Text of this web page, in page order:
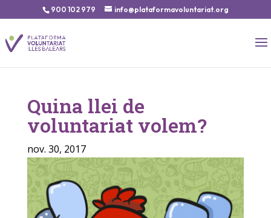
900 102 979 info@plataformavoluntariat.org
Quina llei de
voluntariat volem?
nov. 30, 2017